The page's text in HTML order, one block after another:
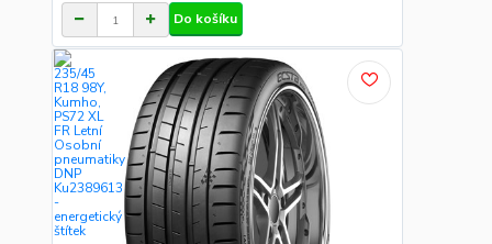
Do košíku